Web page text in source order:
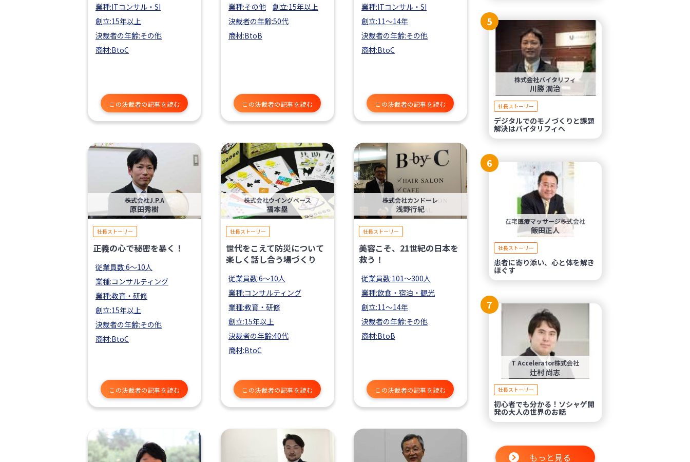
業種:ITコンサル・SI
創立:15年以上
決裁者の年齢:その他
商材:BtoC
この決裁者の記事を読む
業種:その他
創立:15年以上
決裁者の年齢:50代
商材:BtoB
この決裁者の記事を読む
業種:ITコンサル・SI
創立:11〜14年
決裁者の年齢:その他
商材:BtoC
この決裁者の記事を読む
株式会社J.P.A
原田秀樹
社長ストーリー
正義の心で秘密を暴く！
従業員数:6～10人
業種:コンサルティング
業種:教育・研修
創立:15年以上
決裁者の年齢:その他
商材:BtoC
この決裁者の記事を読む
株式会社ウイングベース
福本塁
社長ストーリー
世代をこえて防災について
楽しく話し合う場づくり
従業員数:6～10人
業種:コンサルティング
業種:教育・研修
創立:15年以上
決裁者の年齢:40代
商材:BtoC
この決裁者の記事を読む
株式会社カンドーレ
浅野行紀
社長ストーリー
美容こそ、21世紀の日本を
救う！
従業員数:101〜300人
業種:飲食・宿泊・観光
創立:11〜14年
決裁者の年齢:その他
商材:BtoB
この決裁者の記事を読む
5
株式会社バイタリフィ
川勝 潤治
社長ストーリー
デジタルでのモノづくりと課題
解決はバイタリフィへ
6
在宅医療マッサージ株式会社
飯田正人
社長ストーリー
患者に寄り添い、心と体を解き
ほぐす
7
T Accelerator株式会社
辻村 尚志
社長ストーリー
初心者でも分かる！ソシャゲ開
発の大人の世界のお話
もっと見る